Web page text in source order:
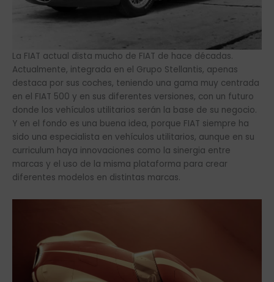
La FIAT actual dista mucho de FIAT de hace décadas.
Actualmente, integrada en el Grupo Stellantis, apenas
destaca por sus coches, teniendo una gama muy centrada
en el FIAT 500 y en sus diferentes versiones, con un futuro
donde los vehículos utilitarios serán la base de su negocio.
Y en el fondo es una buena idea, porque FIAT siempre ha
sido una especialista en vehículos utilitarios, aunque en su
curriculum haya innovaciones como la sinergia entre
marcas y el uso de la misma plataforma para crear
diferentes modelos en distintas marcas.